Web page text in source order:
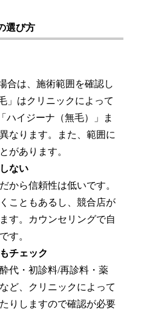
選び方
合は、施術範囲を確認し
」はクリニックによって
ハイジーナ（無毛）」ま
なります。また、範囲に
があります。
ない
から信頼性は低いです。
こともあるし、競合店が
す。カウンセリングで自
す。
チェック
代・初診料/再診料・薬
ど、クリニックによって
りしますので確認が必要